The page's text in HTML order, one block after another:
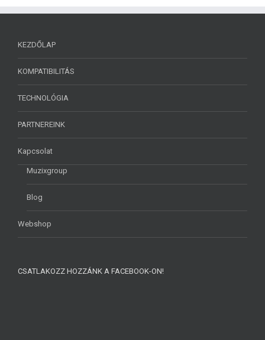
KEZDŐLAP
KOMPATIBILITÁS
TECHNOLÓGIA
PARTNEREINK
Kapcsolat
Muzixgroup
Blog
Webshop
CSATLAKOZZ HOZZÁNK A FACEBOOK-ON!